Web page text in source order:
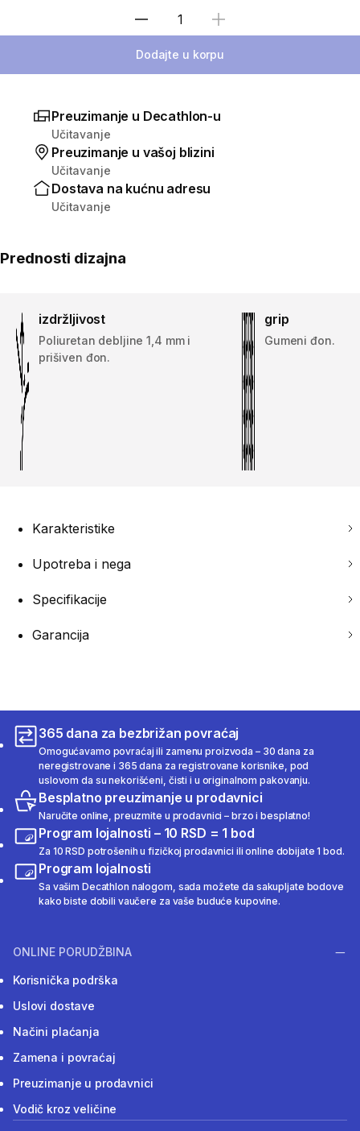
Izaberi količinu
Dodajte u korpu
Preuzimanje u Decathlon-u
Učitavanje
Preuzimanje u vašoj blizini
Učitavanje
Dostava na kućnu adresu
Učitavanje
Prednosti dizajna
izdržljivost
Poliuretan debljine 1,4 mm i
prišiven đon.
grip
Gumeni đon.
Karakteristike
Upotreba i nega
Specifikacije
Garancija
365 dana za bezbrižan povraćaj
Omogućavamo povraćaj ili zamenu proizvoda – 30 dana za
neregistrovane i 365 dana za registrovane korisnike, pod
uslovom da su nekorišćeni, čisti i u originalnom pakovanju.
Besplatno preuzimanje u prodavnici
Naručite online, preuzmite u prodavnici – brzo i besplatno!
Program lojalnosti – 10 RSD = 1 bod
Za 10 RSD potrošenih u fizičkoj prodavnici ili online dobijate 1 bod.
Program lojalnosti
Sa vašim Decathlon nalogom, sada možete da sakupljate bodove
kako biste dobili vaučere za vaše buduće kupovine.
ONLINE PORUDŽBINA
Korisnička podrška
Uslovi dostave
Načini plaćanja
Zamena i povraćaj
Preuzimanje u prodavnici
Vodič kroz veličine